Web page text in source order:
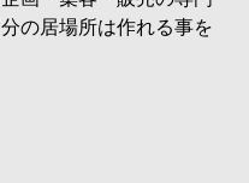
の居場所は作れる事を